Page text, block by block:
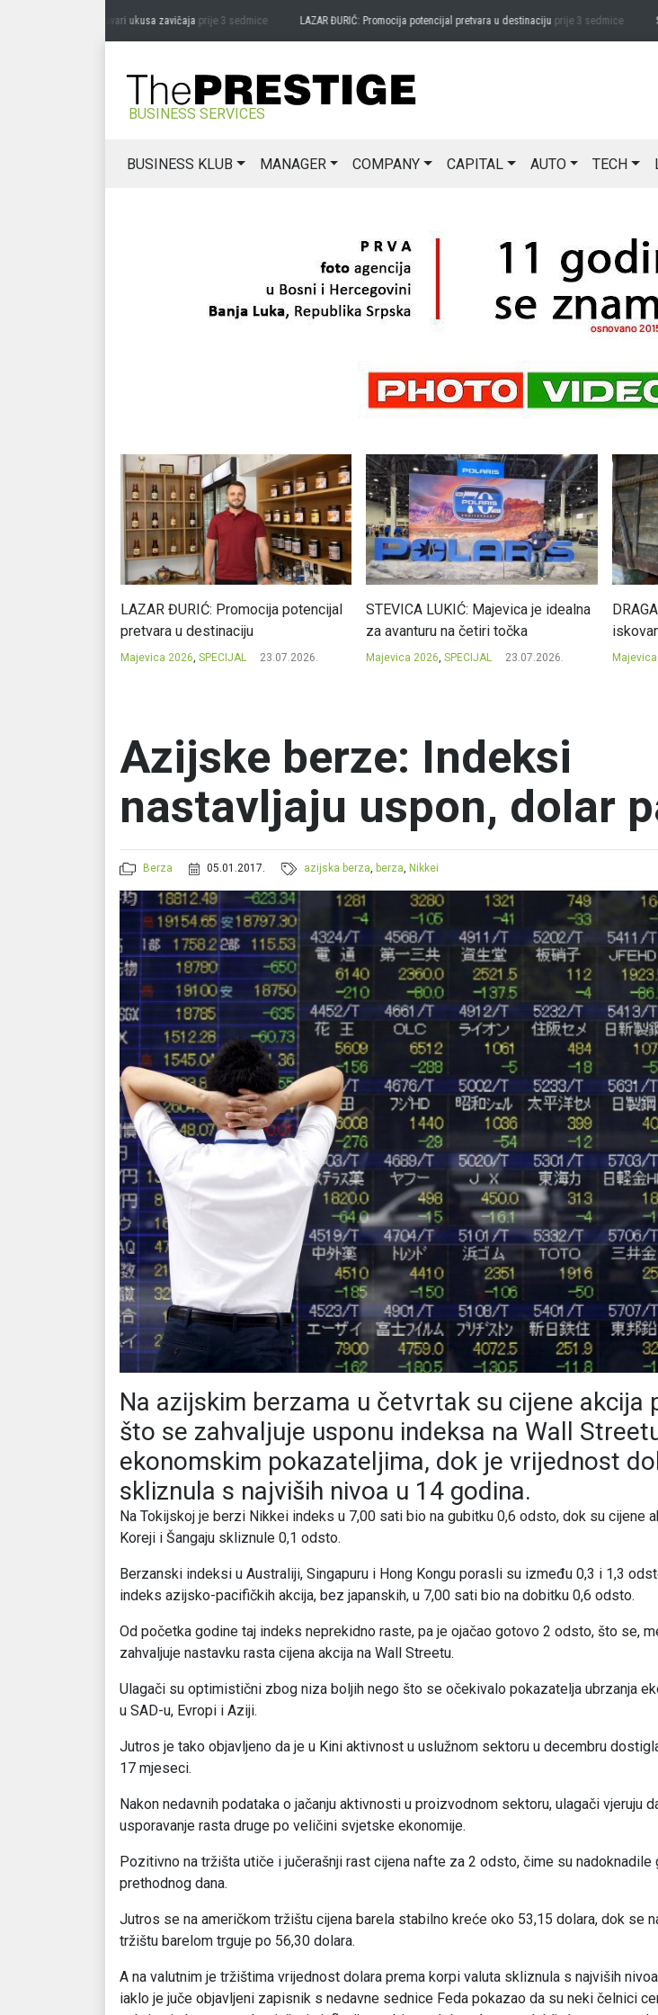
MIĆANOVIĆ: Čuvari ukusa zavičajaprije 3 sedmice LAZAR ĐURIĆ: Promocija potencijal pretvara u destinacijuprije 3 sedmice
BUSINESS SERVICES
BUSINESS KLUB MANAGER COMPANY CAPITAL AUTO TECH
LAZAR ĐURIĆ: Promocija potencijal
pretvara u destinaciju
Majevica 2026, SPECIJAL 23.07.2026.
STEVICA LUKIĆ: Majevica je idealna
za avanturu na četiri točka
Majevica 2026, SPECIJAL 23.07.2026.
Azijske berze: Indeksi
nastavljaju uspon, dolar
Berza 05.01.2017. azijska berza, berza, Nikkei
Na azijskim berzama u četvrtak su cijene akcija
što se zahvaljuje usponu indeksa na Wall
ekonomskim pokazateljima, dok je vrijednost
skliznula s najviših nivoa u 14 godina.
Na Tokijskoj je berzi Nikkei indeks u 7,00 sati bio na gubitku 0,6 odsto, dok su cijene
Koreji i Šangaju skliznule 0,1 odsto.
Berzanski indeksi u Australiji, Singapuru i Hong Kongu porasli su između 0,3 i 1,3
indeks azijsko-pacifičkih akcija, bez japanskih, u 7,00 sati bio na dobitku 0,6 odsto.
Od početka godine taj indeks neprekidno raste, pa je ojačao gotovo 2 odsto, što se,
zahvaljuje nastavku rasta cijena akcija na Wall Streetu.
Ulagači su optimistični zbog niza boljih nego što se očekivalo pokazatelja ubrzanja
u SAD-u, Evropi i Aziji.
Jutros je tako objavljeno da je u Kini aktivnost u uslužnom sektoru u decembru
17 mjeseci.
Nakon nedavnih podataka o jačanju aktivnosti u proizvodnom sektoru, ulagači vjeruju
usporavanje rasta druge po veličini svjetske ekonomije.
Pozitivno na tržišta utiče i jučerašnji rast cijena nafte za 2 odsto, čime su nadoknadile
prethodnog dana.
Jutros se na američkom tržištu cijena barela stabilno kreće oko 53,15 dolara, dok se
tržištu barelom trguje po 56,30 dolara.
A na valutnim je tržištima vrijednost dolara prema korpi valuta skliznula s najviših
iaklo je juče objavljeni zapisnik s nedavne sednice Feda pokazao da su neki čelnici